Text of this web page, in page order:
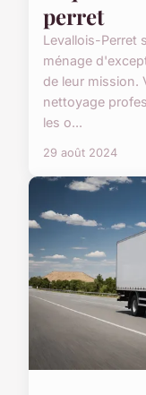
perret
Levallois-Perret
ménage
de leur mission.
nettoyage
les o...
29 août 2024